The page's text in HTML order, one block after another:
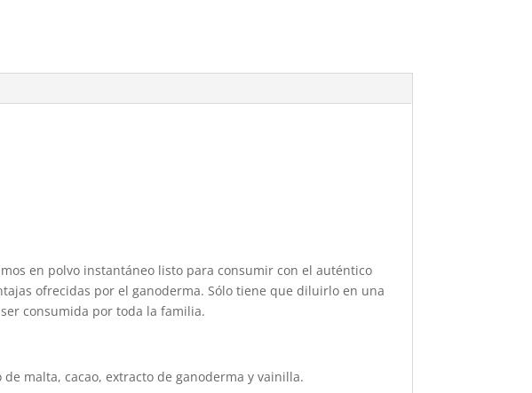
en polvo instantáneo listo para consumir con el auténtico
ofrecidas por el ganoderma. Sólo tiene que diluirlo en una
consumida por toda la familia.
malta, cacao, extracto de ganoderma y vainilla.